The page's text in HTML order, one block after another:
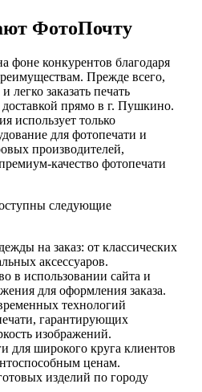
ФотоПочту
фоне конкурентов благодаря
Прежде всего,
легко заказать печать
прямо в г. Пушкино.
использует только
для фотопечати и
производителей,
качество фотопечати
следующие
на заказ: от классических
аксессуаров.
в использовании сайта и
для оформления заказа.
технологий
гарантирующих
изображений.
для широкого круга клиентов
ценам.
изделий по городу